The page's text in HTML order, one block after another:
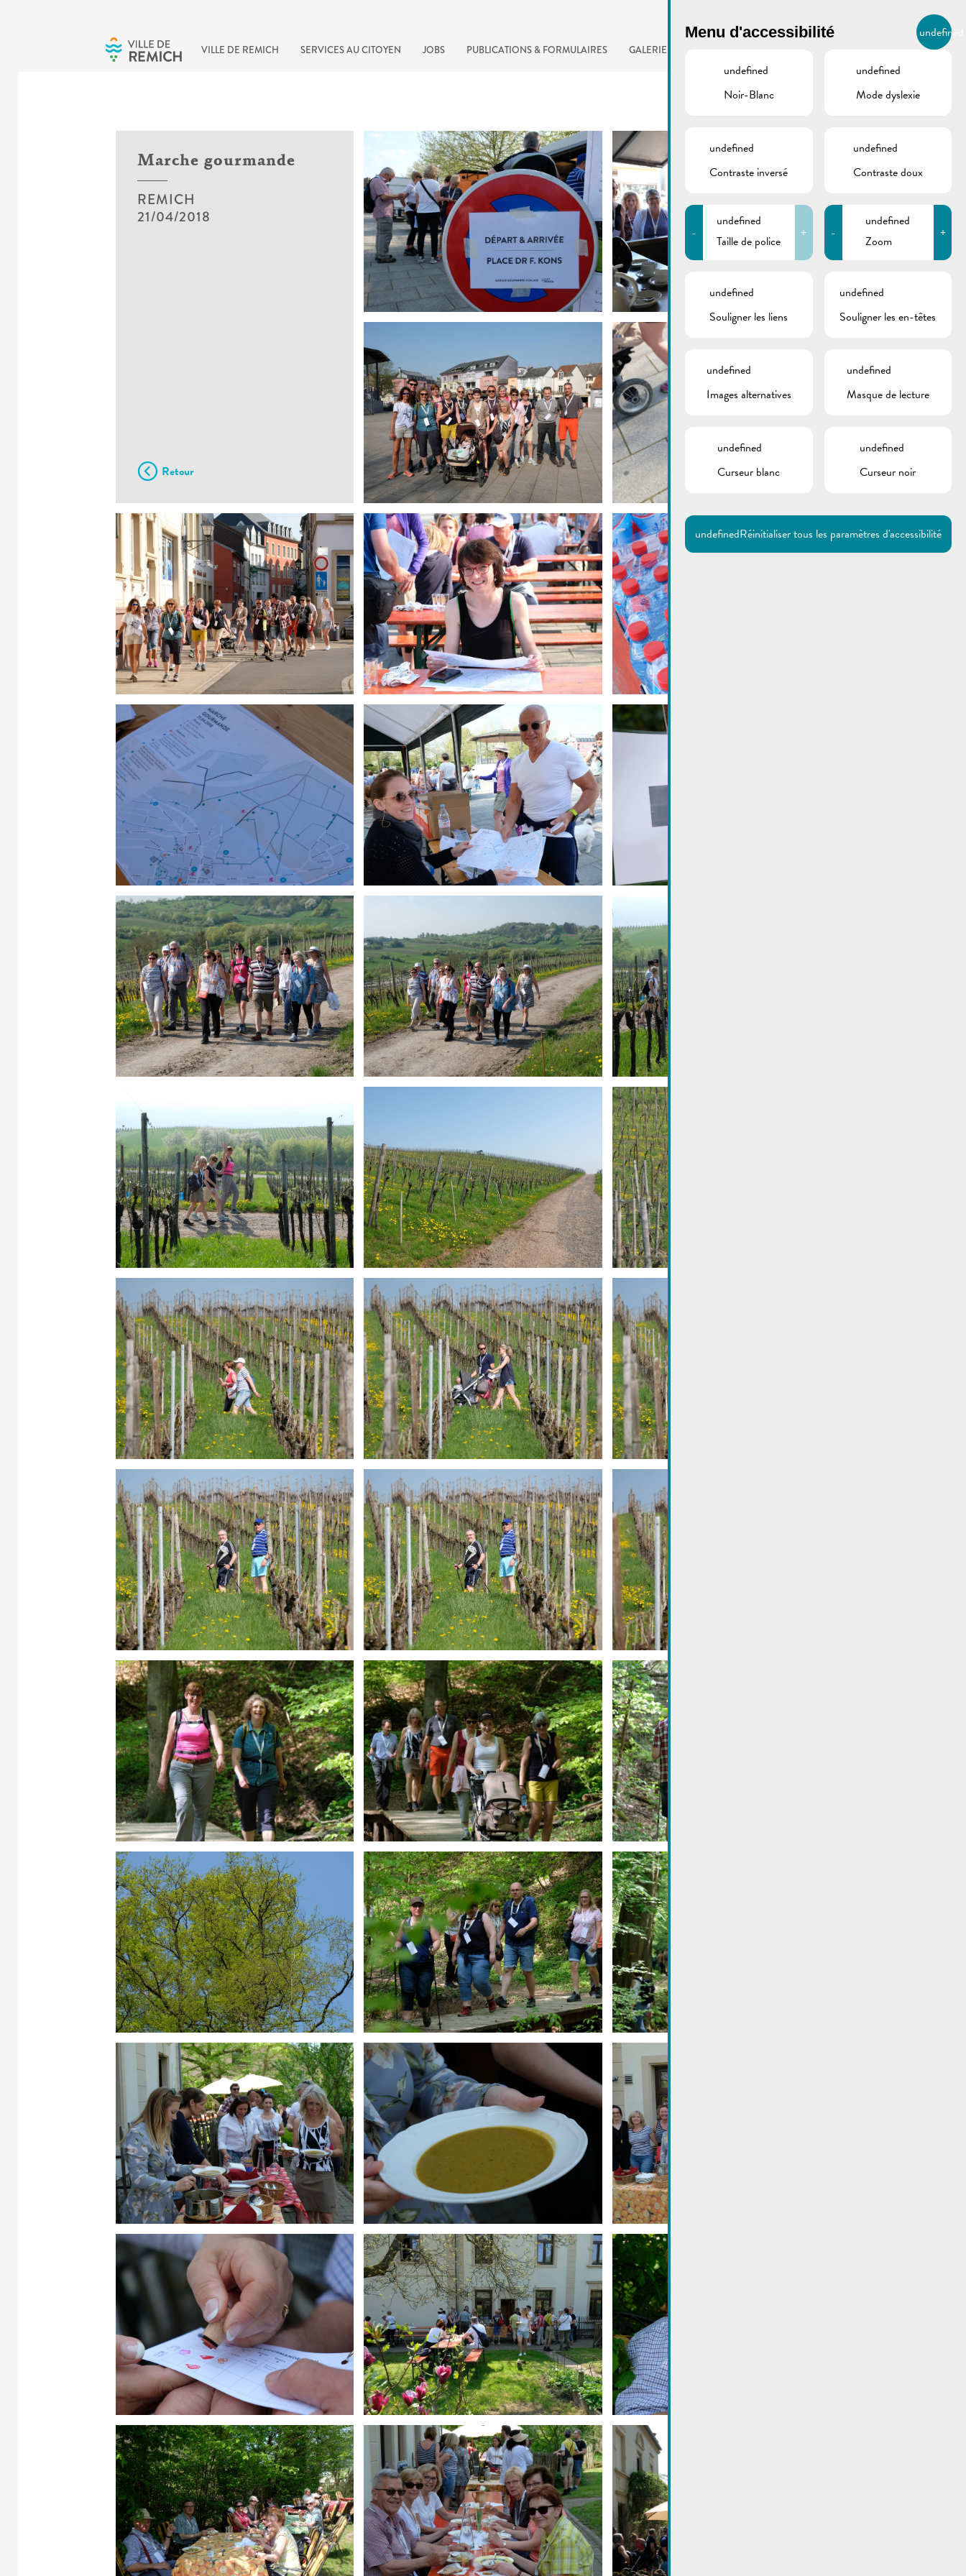
VILLE DE REMICH SERVICES AU CITOYEN JOBS PUBLICATIONS & FORMULAIRES GALERIE FR
BIERGER.REMICH.LU
Marche gourmande
REMICH
21/04/2018
Retour
recherche rapide
Menu d'accessibilité undefined
undefined
Noir-Blanc
undefined
Mode dyslexie
undefined
Contraste inversé
undefined
Contraste doux
-
undefined
Taille de police
+ -
undefined
Zoom
+
undefined
Souligner les liens
undefined
Souligner les en-têtes
undefined
Images alternatives
undefined
Masque de lecture
undefined
Curseur blanc
undefined
Curseur noir
undefinedRéinitialiser tous les paramètres d'accessibilité